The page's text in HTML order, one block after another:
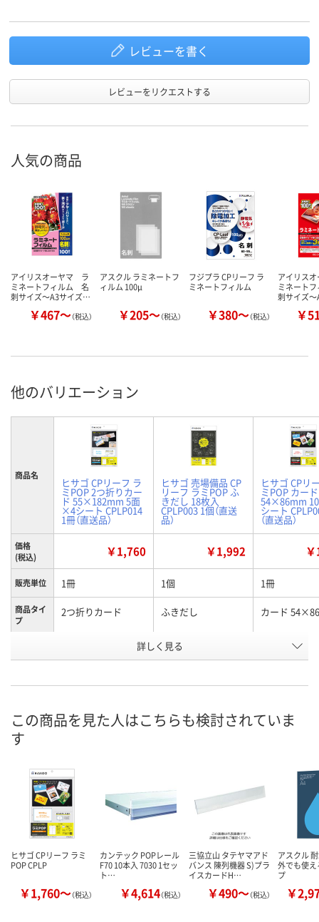
レビューを書く
レビューをリクエストする
人気の商品
アイリスオーヤマ ラ
ミネートフィルム 名
刺サイズ～A3サイズ…
￥467～（税込）
アスクル ラミネートフ
ィルム 100μ
￥205～（税込）
フジプラ CPリーフ ラ
ミネートフィルム
￥380～（税込）
アイリス
ミネート
刺サイズ
￥
他のバリエーション
商品名
ヒサゴ CPリーフ ラ
ミPOP 2つ折りカー
ド 55×182mm 5面
×4シート CPLP014
1冊（直送品）
ヒサゴ 売場備品 CP
リーフ ラミPOP ふ
きだし 18枚入
CPLP003 1個（直送
品）
ヒサゴ CPリ
ミPOP カード
54×86mm
シート
（直送品）
価格
(税込)
￥1,760 ￥1,992
販売単位 1冊 1個 1冊
商品タイ
プ
2つ折りカード ふきだし カード
WNU0508 XN06340
8月27日（木）まで
カ
詳しく見る
この商品を見た人はこちらも検討されていま
す
ヒサゴ CPリーフ ラミ
POP CPLP
￥1,760～（税込）
カンテック POPレール
F70 10本入 7030 1セッ
ト…
￥4,614（税込）
三協立山 タテヤマアド
バンス 陳列機器 S)プラ
イスカードH…
￥490～（税込）
アスクル
外でも使え
プ
￥